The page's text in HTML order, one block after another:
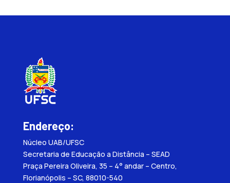
Endereço:
Núcleo UAB/UFSC
Secretaria de Educação a Distância – SEAD
Praça Pereira Oliveira, 35 – 4° andar – Centro,
Florianópolis – SC, 88010-540